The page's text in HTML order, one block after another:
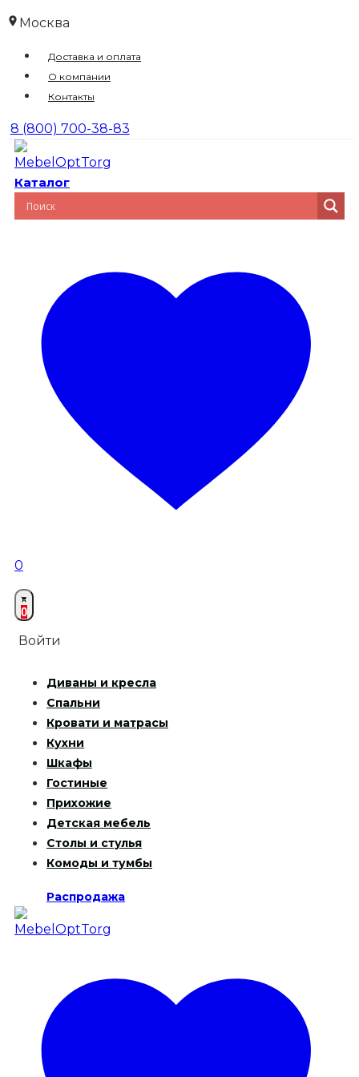
Перейти
содержимому
Москва
Доставка и оплата
О компании
Контакты
8 (800) 700-38-83
Каталог
0
0
Войти
Диваны и кресла
Спальни
Кровати и матрасы
Кухни
Шкафы
Гостиные
Прихожие
Детская мебель
Столы и стулья
Комоды и тумбы
Распродажа